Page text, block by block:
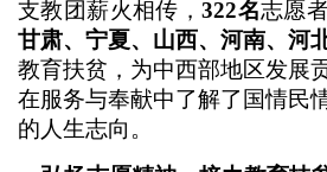
支教团薪火相传，322名志愿
甘肃、宁夏、山西、河南、河
教育扶贫，为中西部地区发展
在服务与奉献中了解了国情民
的人生志向。